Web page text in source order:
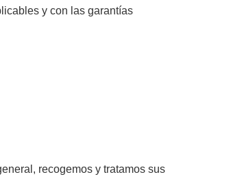
y con las garantías
recogemos y tratamos sus